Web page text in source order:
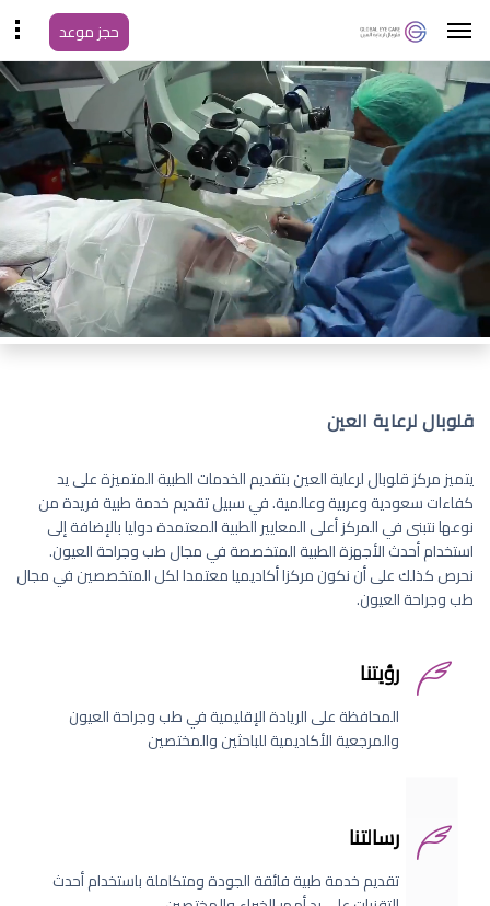
حجز موعد
قلوبال لرعاية العين
يتميز مركز قلوبال لرعاية العين بتقديم الخدمات الطبية المتميزة على يد
كفاءات سعودية وعربية وعالمية. في سبيل تقديم خدمة طبية فريدة من
نوعها نتبنى في المركز أعلى المعايير الطبية المعتمدة دوليا بالإضافة إلى
استخدام أحدث الأجهزة الطبية المتخصصة في مجال طب وجراحة العيون.
نحرص كذلك على أن نكون مركزا أكاديميا معتمدا لكل المتخصصين في مجال
طب وجراحة العيون.
رؤيتنا
المحافظة على الريادة الإقليمية في طب وجراحة العيون
والمرجعية الأكاديمية للباحثين والمختصين
رسالتنا
تقديم خدمة طبية فائقة الجودة ومتكاملة باستخدام أحدث